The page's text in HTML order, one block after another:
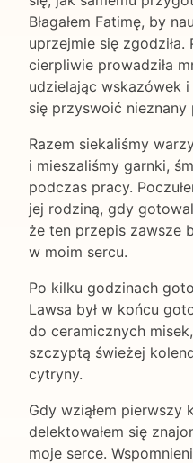
Błagałem Fatimę, by
uprzejmie się
cierpliwie prowadziła
udzielając wskazówek
się przyswoić nieznany
Razem siekaliśmy
i mieszaliśmy garnki,
podczas pracy.
jej rodziną, gdy
że ten przepis zawsze
w moim sercu.
Po kilku godzinach
Lawsa był w końcu
do ceramicznych
szczyptą świeżej
cytryny.
Gdy wziąłem pierwszy
delektowałem się
moje serce.